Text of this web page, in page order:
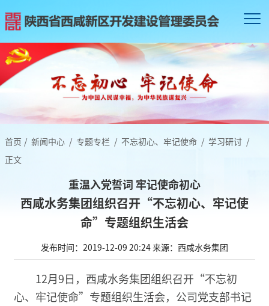
首页 / 新闻中心 / 专题专栏 / 不忘初心、牢记使命 / 学习研讨 /
正文
重温入党誓词 牢记使命初心
西咸水务集团组织召开“不忘初心、牢记使
命”专题组织生活会
发布时间：2019-12-09 20:24来源：西咸水务集团
12月9日，西咸水务集团组织召开“不忘初
心、牢记使命”专题组织生活会，公司党支部书记